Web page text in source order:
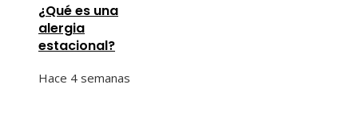
¿Qué es una
alergia
estacional?
Hace 4 semanas